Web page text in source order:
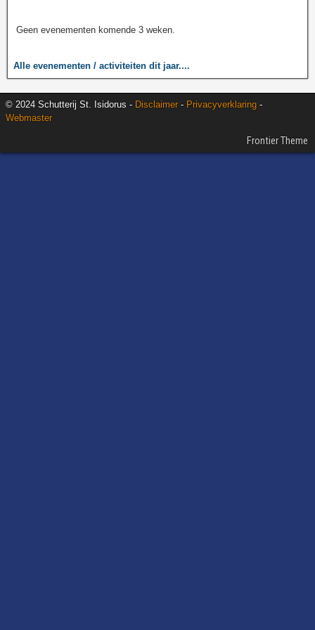
Geen evenementen komende 3 weken.
Alle evenementen / activiteiten dit jaar....
© 2024 Schutterij St. Isidorus - Disclaimer - Privacyverklaring -
Webmaster
Frontier Theme